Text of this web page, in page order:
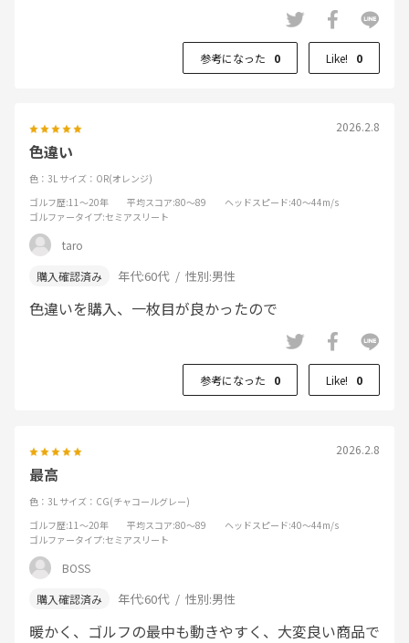
参考になった 0 Like! 0
2026.2.8
色違い
色：3L サイズ：OR(オレンジ)
ゴルフ歴:11～20年 平均スコア:80～89 ヘッドスピード:40～44m/s
ゴルファータイプ:セミアスリート
taro
年代:60代 性別:男性
色違いを購入、一枚目が良かったので
参考になった 0 Like! 0
2026.2.8
最高
色：3L サイズ：CG(チャコールグレー)
ゴルフ歴:11～20年 平均スコア:80～89 ヘッドスピード:40～44m/s
ゴルファータイプ:セミアスリート
BOSS
年代:60代 性別:男性
暖かく、ゴルフの最中も動きやすく、大変良い商品で